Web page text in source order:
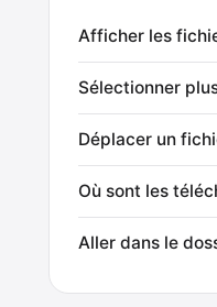
Afficher les
Sélectionner
Déplacer un
Où sont les
Aller dans le